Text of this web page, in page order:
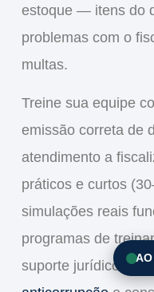
estoque — itens do
problemas com o
multas.
Treine sua equipe
emissão correta de
atendimento a
práticos e curtos
simulações reais
programas de
suporte jurídico